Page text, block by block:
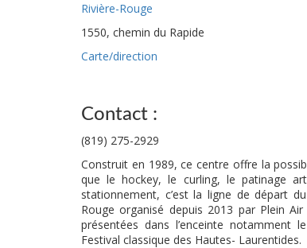
Rivière-Rouge
1550, chemin du Rapide
Carte/direction
Contact :
(819) 275-2929
Construit en 1989, ce centre offre la
que le hockey, le curling, le patinage
stationnement, c’est la ligne de départ
Rouge organisé depuis 2013 par Plein
présentées dans l’enceinte
Festival classique des Hautes- Laurentides.